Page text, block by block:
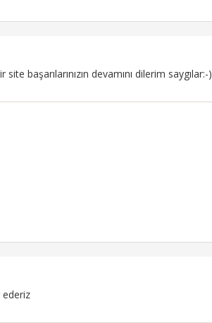
site başarılarınızın devamını dilerim saygılar:-)